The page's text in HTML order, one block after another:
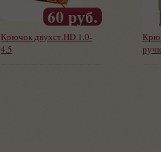
Крючок двухст.HD 1.0-
4.5
60 руб.